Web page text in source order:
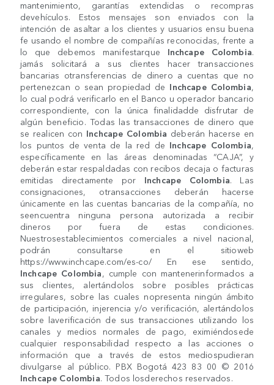
mantenimiento, garantías extendidas o recompras
devehículos. Estos mensajes son enviados con la
intención de asaltar a los clientes y usuarios ensu buena
fe usando el nombre de compañías reconocidas, frente a
lo que debemos manifestarque Inchcape Colombia.
jamás solicitará a sus clientes hacer transacciones
bancarias otransferencias de dinero a cuentas que no
pertenezcan o sean propiedad de Inchcape Colombia,
lo cual podrá verificarlo en el Banco u operador bancario
correspondiente, con la única finalidadde disfrutar de
algún beneficio. Todas las transacciones de dinero que
se realicen con Inchcape Colombia deberán hacerse en
los puntos de venta de la red de Inchcape Colombia,
específicamente en las áreas denominadas “CAJA”, y
deberán estar respaldadas con recibos decaja o facturas
emitidas directamente por Inchcape Colombia. Las
consignaciones, otransacciones deberán hacerse
únicamente en las cuentas bancarias de la compañía, no
seencuentra ninguna persona autorizada a recibir
dineros por fuera de estas condiciones.
Nuestrosestablecimientos comerciales a nivel nacional,
podrán consultarse en el sitioweb
https://www.inchcape.com/es-co/ En ese sentido,
Inchcape Colombia, cumple con mantenerinformados a
sus clientes, alertándolos sobre posibles prácticas
irregulares, sobre las cuales nopresenta ningún ámbito
de participación, injerencia y/o verificación, alertándolos
sobre laverificación de sus transacciones utilizando los
canales y medios normales de pago, eximiéndosede
cualquier responsabilidad respecto a las acciones o
información que a través de estos mediospudieran
divulgarse al público. PBX Bogotá 423 83 00 © 2016
Inchcape Colombia. Todos losderechos reservados.